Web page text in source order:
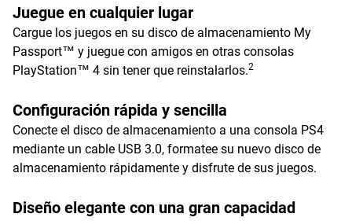
Juegue en cualquier lugar
Cargue los juegos en su disco de almacenamiento My
Passport™ y juegue con amigos en otras consolas
PlayStation™ 4 sin tener que reinstalarlos.2
Configuración rápida y sencilla
Conecte el disco de almacenamiento a una consola PS4
mediante un cable USB 3.0, formatee su nuevo disco de
almacenamiento rápidamente y disfrute de sus juegos.
Diseño elegante con una gran capacidad